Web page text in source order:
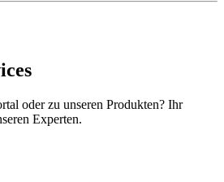
oder zu unseren Produkten? Ihr
Experten.